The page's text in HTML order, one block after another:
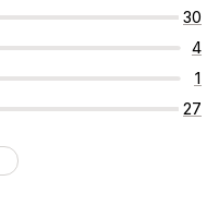
30
4
1
27